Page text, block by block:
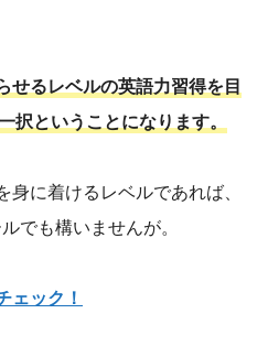
せるレベルの英語力習得を目
ということになります。
に着けるレベルであれば、
でも構いませんが。
ェック！